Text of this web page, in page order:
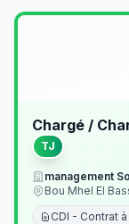
Chargé /
TJ
management
Bou Mhel El
CDI - Contrat